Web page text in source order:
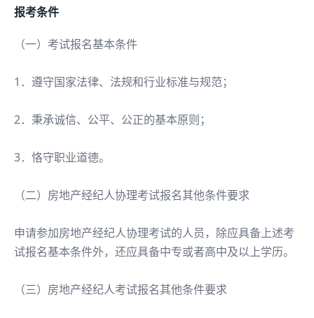
报考条件
（一）考试报名基本条件
1．遵守国家法律、法规和行业标准与规范；
2．秉承诚信、公平、公正的基本原则；
3．恪守职业道德。
（二）房地产经纪人协理考试报名其他条件要求
申请参加房地产经纪人协理考试的人员，除应具备上述考
试报名基本条件外，还应具备中专或者高中及以上学历。
（三）房地产经纪人考试报名其他条件要求